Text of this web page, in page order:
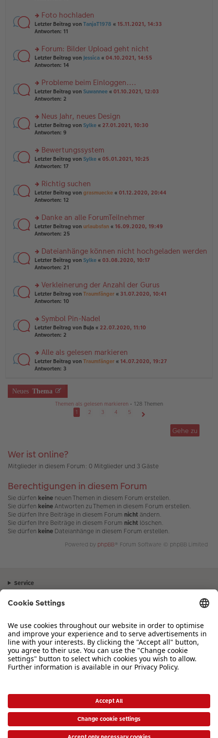
tr
a
g
e
n
er
tr
a
g
n
g
el
e
n
er
tr
a
g
rs
te
n
g
el
e
n
er
tr
a
g
Foto hochladen
Letzter Beitrag von TanjaT1978 « 15.11.2021, 14:33
Antworten: 11
rs
te
n
g
el
e
n
er
tr
a
g
Forum: Bilder Upload geht nicht
Letzter Beitrag von Jessica « 04.10.2021, 14:55
Antworten: 14
rs
te
n
g
el
e
n
er
tr
a
g
Probleme beim Einloggen....
Letzter Beitrag von Suwannee « 01.10.2021, 12:03
Antworten: 2
rs
te
n
g
el
e
n
er
tr
a
g
Neus Jahr, neues Design
Letzter Beitrag von Sylke « 27.01.2021, 10:30
Antworten: 9
rs
te
n
g
el
e
n
er
tr
a
g
Bewertungssystem
Letzter Beitrag von Sylke « 05.01.2021, 10:25
Antworten: 17
rs
te
n
g
el
e
n
er
tr
a
g
Richtig suchen
Letzter Beitrag von grasmuecke « 01.12.2020, 20:44
Antworten: 12
rs
te
n
g
el
e
n
er
tr
a
g
Danke an alle ForumTeilnehmer
Letzter Beitrag von urlaubsfan « 16.09.2020, 19:49
Antworten: 25
rs
te
n
g
el
e
n
er
tr
a
g
Dateianhänge können nicht hochgeladen werden
Letzter Beitrag von Sylke « 03.08.2020, 10:17
Antworten: 21
rs
te
n
g
el
e
n
er
tr
a
Verkleinerung der Anzahl der Gurus
Letzter Beitrag von Traumfänger « 31.07.2020, 10:41
Antworten: 10
rs
te
n
g
el
e
n
er
Symbol Pin-Nadel
Letzter Beitrag von BuJa « 22.07.2020, 11:10
Antworten: 2
rs
te
n
g
tr
a
g
Alle als gelesen markieren
Letzter Beitrag von Traumfänger « 14.07.2020, 19:27
Antworten: 3
Neues Thema
Themen als gelesen markieren • 128 Themen
1
2 3 4
5
Gehe zu
Wer ist online?
Mitglieder in diesem Forum: 0 Mitglieder und 3 Gäste
Berechtigungen in diesem Forum
Sie dürfen keine neuen Themen in diesem Forum erstellen.
Sie dürfen keineAntworten zu Themen in diesem Forum erstellen.
Sie dürfen Ihre Beiträge in diesem Forum nicht ändern.
Sie dürfen Ihre Beiträge in diesem Forum nicht löschen.
Sie dürfen keine Dateianhänge in diesem Forum erstellen.
Powered by phpBB® Forum Software © phpBB Limited
Service
Sortiment
Inspiration
Bei Fragen zu Produkten oder der Bestellung können Sie uns gerne von
Montag bis Samstag von 8:00 – 20:00 Uhr und Sonntag von 10:00 –